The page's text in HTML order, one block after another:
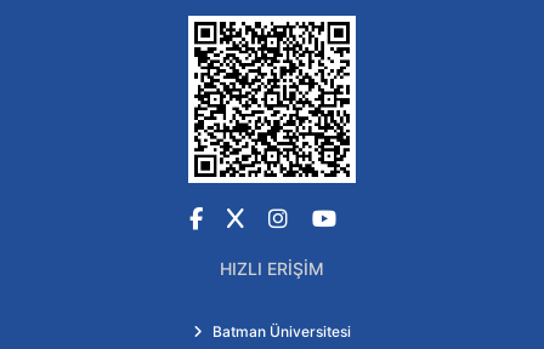
Facebook
X Instagram
YouTube
HIZLI ERIŞIM
Batman Üniversitesi